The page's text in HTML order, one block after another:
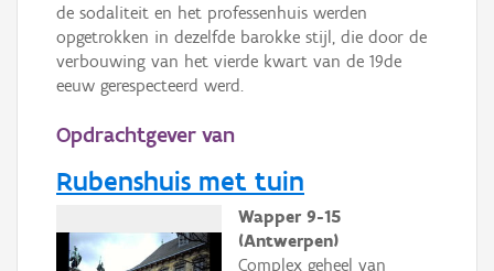
de sodaliteit en het professenhuis werden
opgetrokken in dezelfde barokke stijl, die door de
verbouwing van het vierde kwart van de 19de
eeuw gerespecteerd werd.
Opdrachtgever van
Rubenshuis met tuin
Wapper 9-15
(Antwerpen)
Complex geheel van